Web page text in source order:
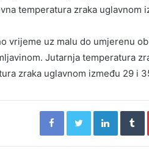
temperatura zraka uglavnom
vrijeme uz malu do umjerenu
Jutarnja temperatura
zraka uglavnom između 29 i
FacebookTwitterLinkedIn